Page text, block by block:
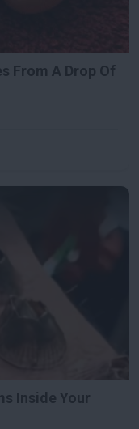
From A Drop Of
Inside Your